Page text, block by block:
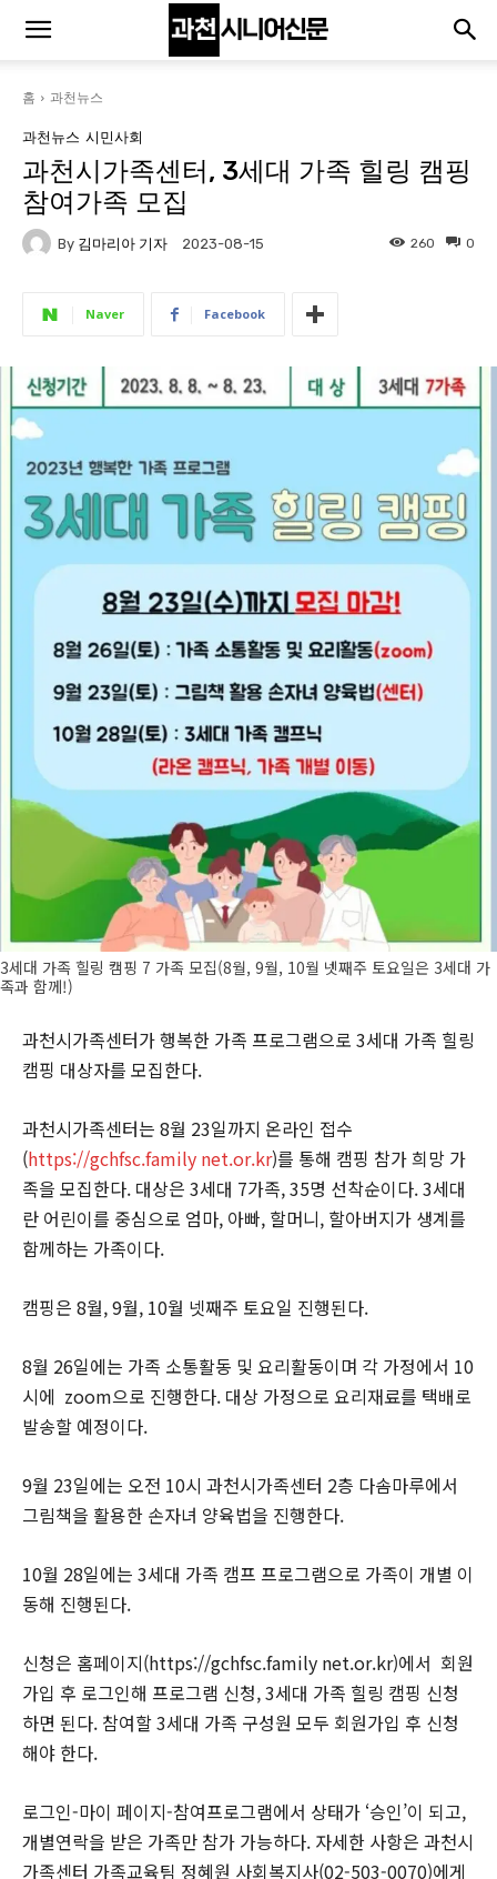
홈 과천뉴스
과천뉴스 시민사회
과천시가족센터, 3세대 가족 힐링 캠핑
참여가족 모집
By 김마리아 기자 2023-08-15 0
260
Naver Facebook
3세대 가족 힐링 캠핑 7 가족 모집(8월, 9월, 10월 넷째주 토요일은 3세대 가
족과 함께!)
과천시가족센터가 행복한 가족 프로그램으로 3세대 가족 힐링
캠핑 대상자를 모집한다.
과천시가족센터는 8월 23일까지 온라인 접수
(https://gchfsc.family net.or.kr)를 통해 캠핑 참가 희망 가
족을 모집한다. 대상은 3세대 7가족, 35명 선착순이다. 3세대
란 어린이를 중심으로 엄마, 아빠, 할머니, 할아버지가 생계를
함께하는 가족이다.
캠핑은 8월, 9월, 10월 넷째주 토요일 진행된다.
8월 26일에는 가족 소통활동 및 요리활동이며 각 가정에서 10
시에 zoom으로 진행한다. 대상 가정으로 요리재료를 택배로
발송할 예정이다.
9월 23일에는 오전 10시 과천시가족센터 2층 다솜마루에서
그림책을 활용한 손자녀 양육법을 진행한다.
10월 28일에는 3세대 가족 캠프 프로그램으로 가족이 개별 이
동해 진행된다.
신청은 홈페이지(https://gchfsc.family net.or.kr)에서 회원
가입 후 로그인해 프로그램 신청, 3세대 가족 힐링 캠핑 신청
하면 된다. 참여할 3세대 가족 구성원 모두 회원가입 후 신청
해야 한다.
로그인-마이 페이지-참여프로그램에서 상태가 ‘승인’이 되고,
개별연락을 받은 가족만 참가 가능하다. 자세한 사항은 과천시
가족센터 가족교육팀 정혜원 사회복지사(02-503-0070)에게